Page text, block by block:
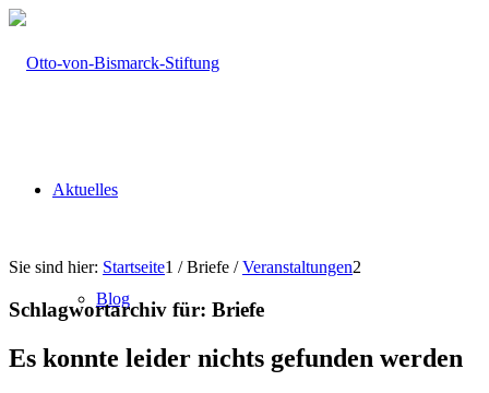
Aktuelles
Blog
Sie sind hier: Startseite1 / Briefe / Veranstaltungen2
Schlagwortarchiv für: Briefe
Es konnte leider nichts gefunden werden